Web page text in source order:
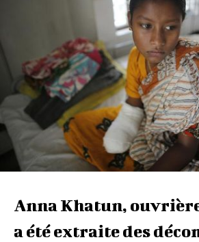
Anna Khatun, ouvrière
a été extraite des